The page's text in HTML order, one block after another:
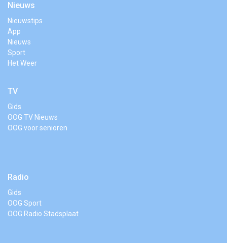
Nieuws
Nieuwstips
App
Nieuws
Sport
Het Weer
TV
Gids
OOG TV Nieuws
OOG voor senioren
Radio
Gids
OOG Sport
OOG Radio Stadsplaat